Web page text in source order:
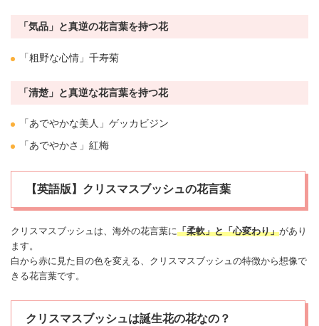
「気品」と真逆の花言葉を持つ花
「粗野な心情」千寿菊
「清楚」と真逆な花言葉を持つ花
「あでやかな美人」ゲッカビジン
「あでやかさ」紅梅
【英語版】クリスマスブッシュの花言葉
クリスマスブッシュは、海外の花言葉に「柔軟」と「心変わり」があり
ます。
白から赤に見た目の色を変える、 クリスマスブッシュの特徴から想像で
きる花言葉です。
クリスマスブッシュは誕生花の花なの？